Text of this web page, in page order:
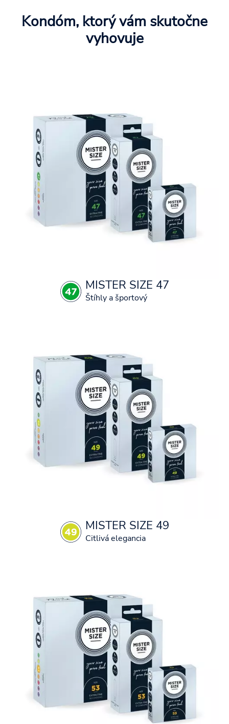
Kondóm, ktorý vám skutočne
vyhovuje
MISTER SIZE 47
Štíhly a športový
MISTER SIZE 49
Citlivá elegancia